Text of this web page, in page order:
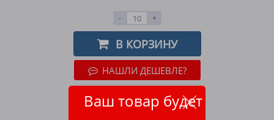
Ваш товар будет
- +
В КОРЗИНУ
НАШЛИ ДЕШЕВЛЕ?